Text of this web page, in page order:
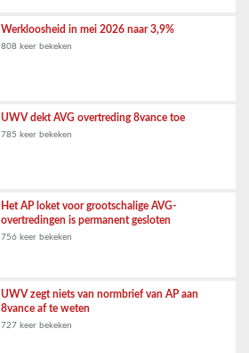
Werkloosheid in mei 2026 naar 3,9%
808 keer bekeken
UWV dekt AVG overtreding 8vance toe
785 keer bekeken
Het AP loket voor grootschalige AVG-
overtredingen is permanent gesloten
756 keer bekeken
UWV zegt niets van normbrief van AP aan
8vance af te weten
727 keer bekeken